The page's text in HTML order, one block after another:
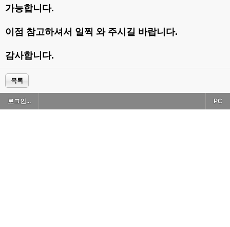
가능합니다.
이점 참고하셔서 일찍 와 주시길 바랍니다.
감사합니다.
목록
로그인... PC